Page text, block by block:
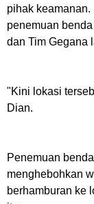
pihak
penemuan
dan Tim Gegana
"Kini lokasi
Dian.
Penemuan
menghebohkan
berhamburan ke